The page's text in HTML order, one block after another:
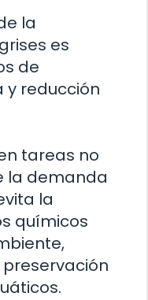
la
es
de
y reducción
tareas no
la demanda
la
químicos